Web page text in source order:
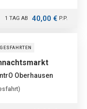
1 TAG AB 40,00 € P.P.
Oberhausen